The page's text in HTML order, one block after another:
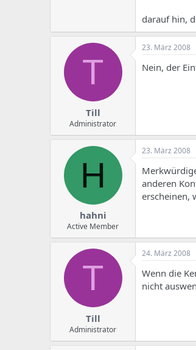
darauf hin,
T
Till
Administrator
23. März 2008
Nein, der
H
hahni
Active Member
23. März 2008
anderen
erscheinen,
T
Till
Administrator
24. März 2008
Wenn die
nicht